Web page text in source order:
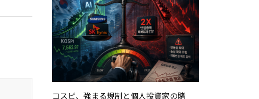
コスピ、強まる規制と個人投資家の賭